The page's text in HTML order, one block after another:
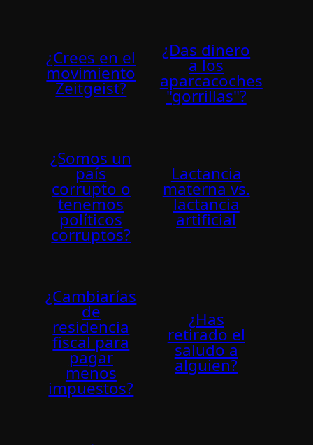
¿Crees en el
movimiento
Zeitgeist?
¿Das dinero
a los
aparcacoches
"gorrillas"?
¿Somos un
país
corrupto o
tenemos
políticos
corruptos?
Lactancia
materna vs.
lactancia
artificial
¿Cambiarías
de
residencia
fiscal para
pagar
menos
impuestos?
¿Has
retirado el
saludo a
alguien?